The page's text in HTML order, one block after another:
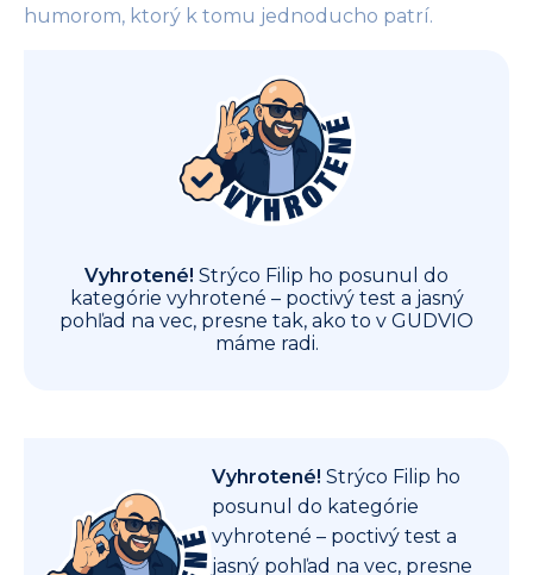
humorom, ktorý k tomu jednoducho patrí.
Vyhrotené! Strýco Filip ho posunul do
kategórie vyhrotené – poctivý test a jasný
pohľad na vec, presne tak, ako to v GUDVIO
máme radi.
Vyhrotené! Strýco Filip ho
posunul do kategórie
vyhrotené – poctivý test a
jasný pohľad na vec, presne